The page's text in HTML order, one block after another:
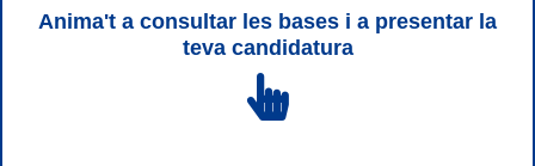
Anima't a consultar les bases i a presentar la
teva candidatura